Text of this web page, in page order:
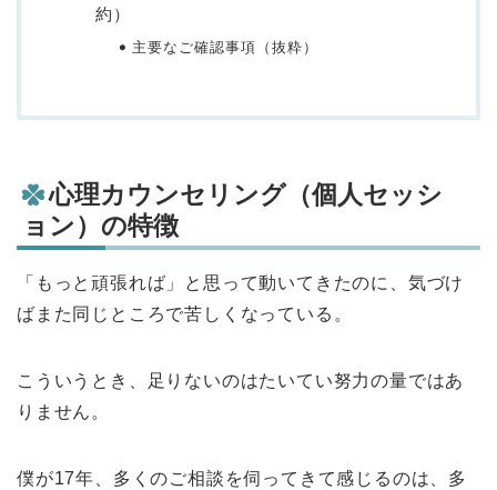
約）
主要なご確認事項（抜粋）
心理カウンセリング（個人セッシ
ョン）の特徴
「もっと頑張れば」と思って動いてきたのに、気づけ
ばまた同じところで苦しくなっている。
こういうとき、足りないのはたいてい努力の量ではあ
りません。
僕が17年、多くのご相談を伺ってきて感じるのは、多